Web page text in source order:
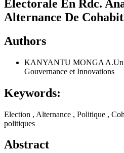
Electorale En Rdc.
Alternance De
Authors
KANYANTU MONGA
Gouvernance et Innovations
Keywords:
Election , Alternance , Politique ,
politiques
Abstract